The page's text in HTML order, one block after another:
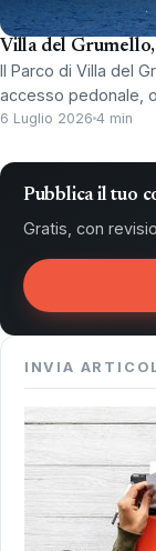
Villa del
Il Parco di Villa del
accesso pedonale,
6 Luglio 2026 4 min
Pubblica il tuo
Gratis, con
INVIA